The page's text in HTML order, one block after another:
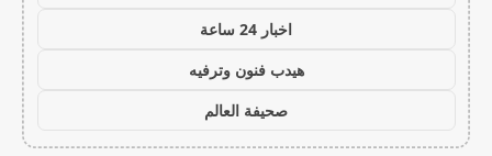
اخبار 24 ساعة
هيدب فنون وترفيه
صحيفة العالم